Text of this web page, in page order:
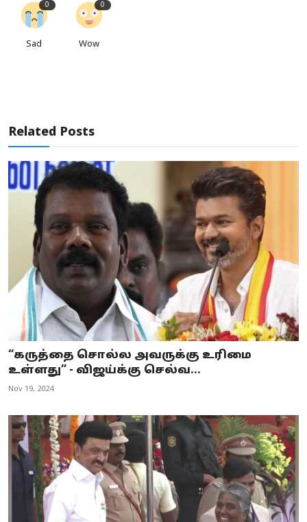
0
Sad
0
Wow
Related Posts
“கருத்தை சொல்ல அவருக்கு உரிமை
உள்ளது” - விஜய்க்கு செல்வ...
Nov 19, 2024